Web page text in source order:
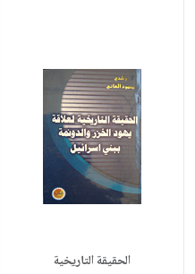
الحقيقة التاريخية